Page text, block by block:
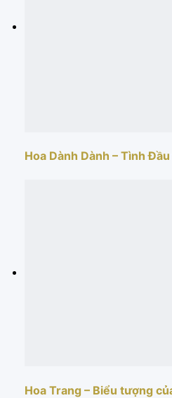
Hoa Dành Dành – Tình
Hoa Trang – Biểu tượng